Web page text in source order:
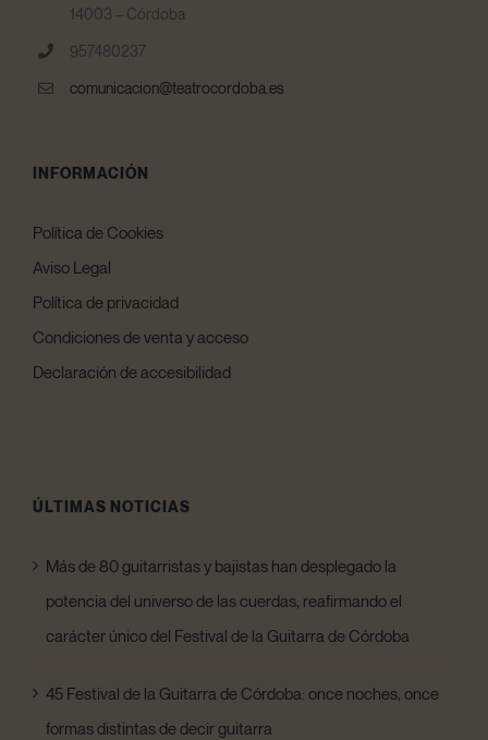
14003 – Córdoba
957480237
comunicacion@teatrocordoba.es
INFORMACIÓN
Política de Cookies
Aviso Legal
Política de privacidad
Condiciones de venta y acceso
Declaración de accesibilidad
ÚLTIMAS NOTICIAS
Más de 80 guitarristas y bajistas han desplegado la
potencia del universo de las cuerdas, reafirmando el
carácter único del Festival de la Guitarra de Córdoba
45 Festival de la Guitarra de Córdoba: once noches, once
formas distintas de decir guitarra